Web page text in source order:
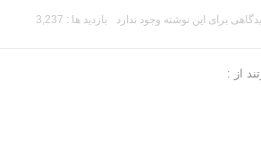
برای این نوشته وجود ندارد
بازدید ها : 3,237